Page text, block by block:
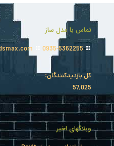
تماس با مدل ساز
0935-5362255
کل بازدیدکنند‌گان:
57,025
وبلاگهای اخیر